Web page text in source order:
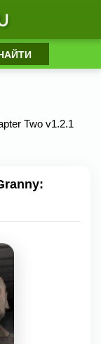
Two v1.2.1